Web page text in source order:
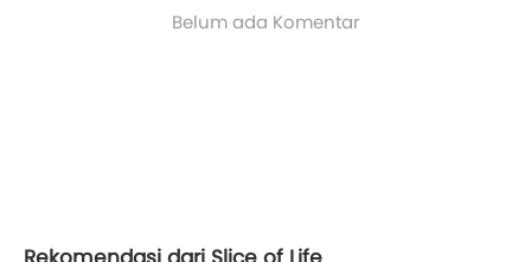
Belum ada Komentar